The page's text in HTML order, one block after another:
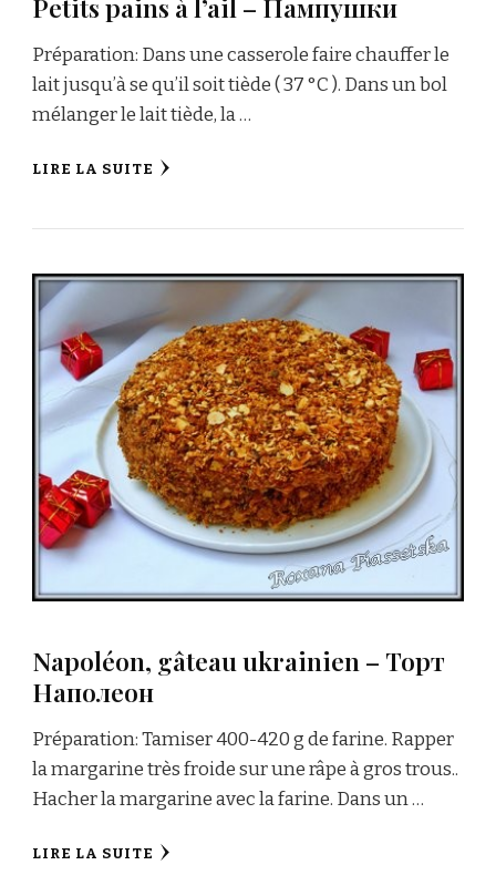
Petits pains à l’ail – Пампушки
Préparation: Dans une casserole faire chauffer le
lait jusqu’à se qu’il soit tiède ( 37 °C ). Dans un bol
mélanger le lait tiède, la …
LIRE LA SUITE
Napoléon, gâteau ukrainien – Торт
Наполеон
Préparation: Tamiser 400-420 g de farine. Rapper
la margarine très froide sur une râpe à gros trous..
Hacher la margarine avec la farine. Dans un …
LIRE LA SUITE